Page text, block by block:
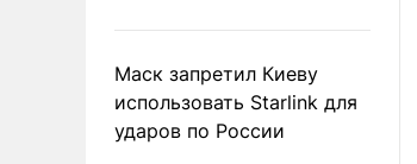
Маск запретил Киеву
использовать Starlink для
ударов по России